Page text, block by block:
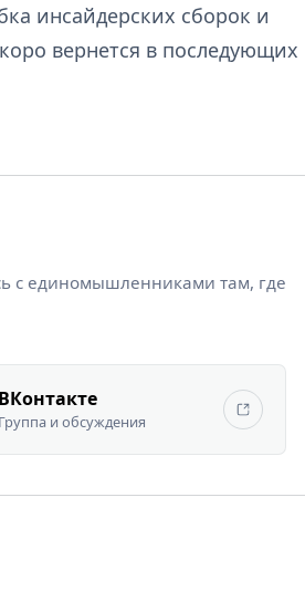
инсайдерских сборок и
вернется в последующих
с единомышленниками там, где
ВКонтакте
Группа и обсуждения